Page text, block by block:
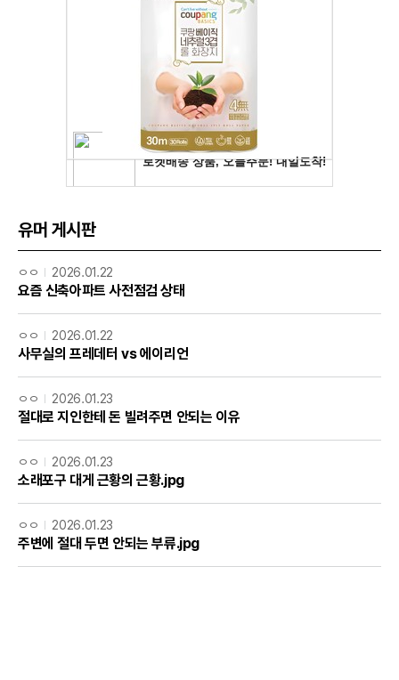
유머 게시판
ㅇㅇ 2026.01.22
요즘 신축아파트 사전점검 상태
ㅇㅇ 2026.01.22
사무실의 프레데터 vs 에이리언
ㅇㅇ 2026.01.23
절대로 지인한테 돈 빌려주면 안되는 이유
ㅇㅇ 2026.01.23
소래포구 대게 근황의 근황.jpg
ㅇㅇ 2026.01.23
주변에 절대 두면 안되는 부류.jpg